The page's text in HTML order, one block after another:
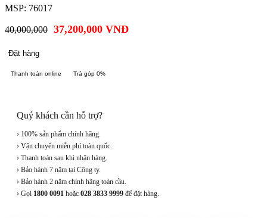
MSP: 76017
40,000,000 37,200,000 VNĐ
Đặt hàng
Thanh toán online Trả góp 0%
Quý khách cần hỗ trợ?
› 100% sản phẩm chính hãng.
› Vận chuyển miễn phí toàn quốc.
› Thanh toán sau khi nhận hàng.
› Bảo hành 7 năm tại Công ty.
› Bảo hành 2 năm chính hãng toàn cầu.
› Gọi 1800 0091 hoặc 028 3833 9999 để đặt hàng.